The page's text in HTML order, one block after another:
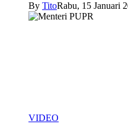
By TitoRabu, 15 Januari
VIDEO